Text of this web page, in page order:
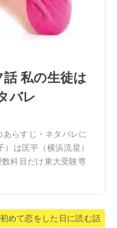
私の生徒は
バレ
らすじ・ネタバレに
は匡平（横浜流星）
科目だけ東大受験専
初めて恋をした日に読む話